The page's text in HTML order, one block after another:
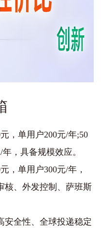
，单用户‌200元/年‌;50
，具备规模效应。
，单用户‌300元/年‌，
核、外发控制、萨班斯
安全性、全球投递稳定